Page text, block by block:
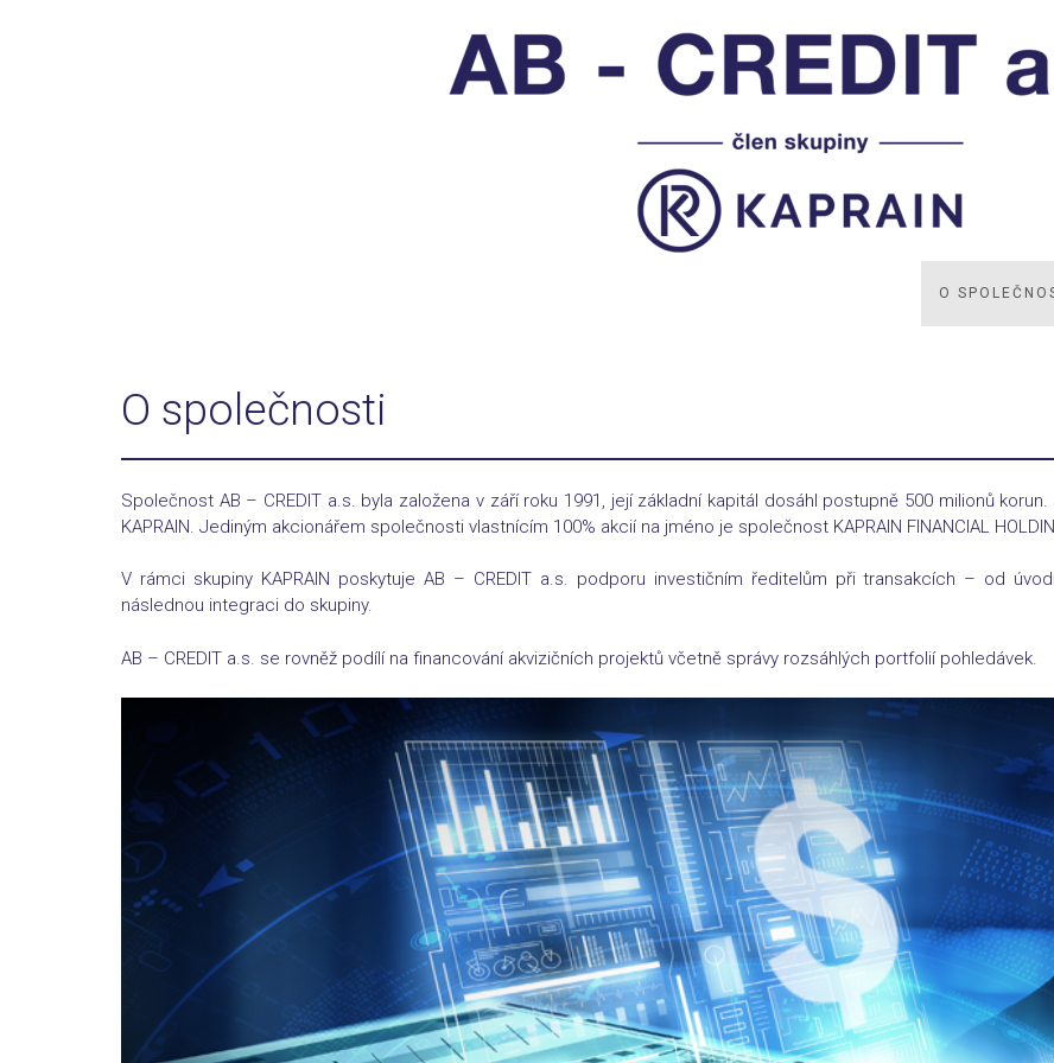
O
O společnosti
Společnost AB – CREDIT a.s. byla založena v září roku 1991, její základní kapitál dosáhl postupně 500 milionů
KAPRAIN. Jediným akcionářem společnosti vlastnícím 100% akcií na jméno je společnost KAPRAIN FINANCIAL
V rámci skupiny KAPRAIN poskytuje AB – CREDIT a.s. podporu investičním ředitelům při transakcích – od
následnou integraci do skupiny.
AB – CREDIT a.s. se rovněž podílí na financování akvizičních projektů včetně správy rozsáhlých portfolií pohledávek.